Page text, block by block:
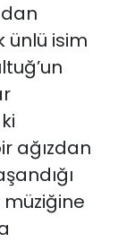
ünlü isim
ağızdan
müziğine